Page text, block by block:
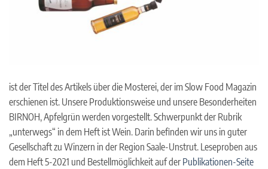
ist der Titel des Artikels über die Mosterei, der im Slow Food Magazin
erschienen ist. Unsere Produktionsweise und unsere Besonderheiten
BIRNOH, Apfelgrün werden vorgestellt. Schwerpunkt der Rubrik
„unterwegs“ in dem Heft ist Wein. Darin befinden wir uns in guter
Gesellschaft zu Winzern in der Region Saale-Unstrut. Leseproben aus
dem Heft 5-2021 und Bestellmöglichkeit auf der Publikationen-Seite